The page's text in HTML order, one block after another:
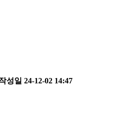
성일 24-12-02 14:47